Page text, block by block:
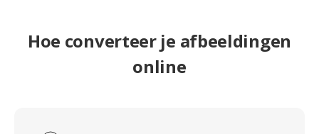
Hoe converteer je afbeeldingen
online